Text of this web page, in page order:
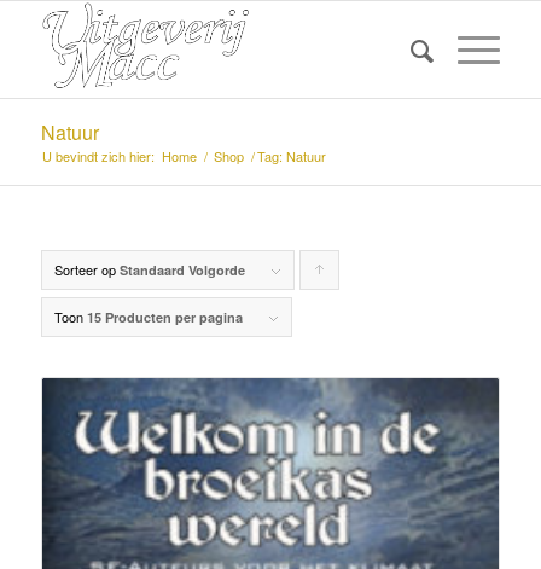
Natuur
U bevindt zich hier: Home / Shop /Tag: Natuur
Sorteer op Standaard Volgorde
Toon 15 Producten per pagina